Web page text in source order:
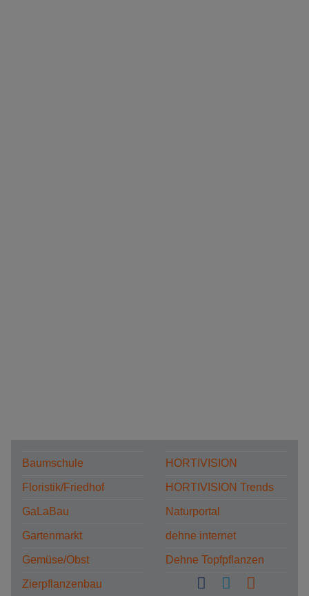
Baumschule
Floristik/Friedhof
GaLaBau
Gartenmarkt
Gemüse/Obst
Zierpflanzenbau
HORTIVISION
HORTIVISION Trends
Naturportal
dehne internet
Dehne Topfpflanzen